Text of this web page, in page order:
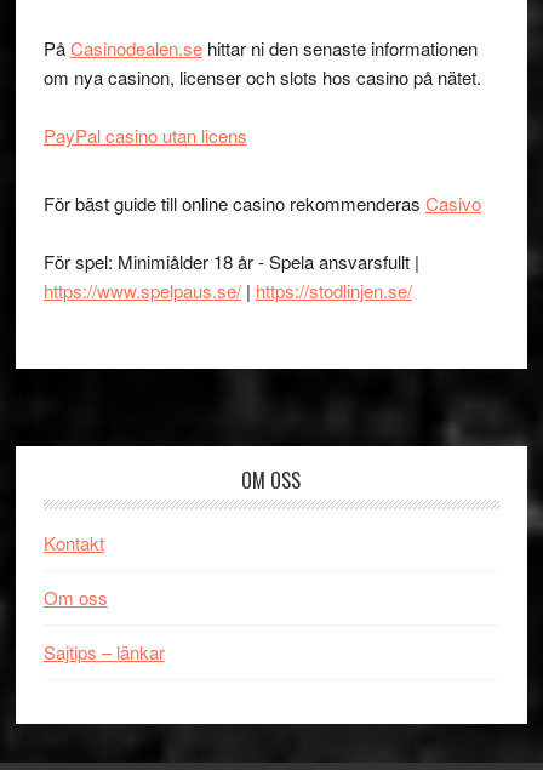
PåCasinodealen.sehittar ni den senaste informationen
om nya casinon, licenser och slots hos casino på nätet.
PayPal casino utan licens
För bäst guide till online casino rekommenderas Casivo
För spel: Minimiålder 18 år - Spela ansvarsfullt |
https://www.spelpaus.se/| https://stodlinjen.se/
OM OSS
Kontakt
Om oss
Sajtips – länkar